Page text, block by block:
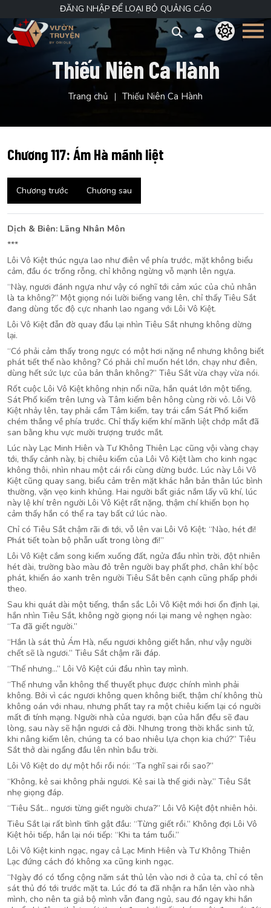
ĐĂNG NHẬP ĐỂ LOẠI BỎ QUẢNG CÁO
Thiếu Niên Ca Hành
Trang chủ Thiếu Niên Ca Hành
Chương 117: Ám Hà mãnh liệt
Chương trước Chương sau
Dịch & Biên: Lãng Nhân Môn
***
Lôi Vô Kiệt thúc ngựa lao như điên về phía trước, mặt không biểu
cảm, đầu óc trống rỗng, chỉ không ngừng vỗ mạnh lên ngựa.
“Này, ngươi đánh ngựa như vậy có nghĩ tới cảm xúc của chủ nhân
là ta không?” Một giọng nói lười biếng vang lên, chỉ thấy Tiêu Sắt
đang dùng tốc độ cực nhanh lao ngang với Lôi Vô Kiệt.
Lôi Vô Kiệt đẫn đờ quay đầu lại nhìn Tiêu Sắt nhưng không dừng
lại.
“Có phải cảm thấy trong ngực có một hơi nặng nề nhưng không biết
phát tiết thế nào không? Có phải chỉ muốn hét lớn, chạy như điên,
dùng hết sức lực của bản thân không?” Tiêu Sắt vừa chạy vừa nói.
Rốt cuộc Lôi Vô Kiệt không nhịn nổi nữa, hắn quát lớn một tiếng,
Sát Phố kiếm trên lưng và Tâm kiếm bên hông cùng rời vỏ. Lôi Vô
Kiệt nhảy lên, tay phải cầm Tâm kiếm, tay trái cầm Sát Phố kiếm
chém thẳng về phía trước. Chỉ thấy kiếm khí mãnh liệt chớp mắt đã
san bằng khu vực mười trượng trước mắt.
Lúc này Lạc Minh Hiên và Tư Không Thiên Lạc cũng vội vàng chạy
tới, thấy cảnh này, bị chiêu kiếm của Lôi Vô Kiệt làm cho kinh ngạc
không thôi, nhìn nhau một cái rồi cùng dừng bước. Lúc này Lôi Vô
Kiệt cũng quay sang, biểu cảm trên mặt khác hẳn bản thân lúc bình
thường, vặn vẹo kinh khủng. Hai người bất giác nắm lấy vũ khí, lúc
này lệ khí trên người Lôi Vô Kiệt rất nặng, thậm chí khiến bọn họ
cảm thấy hắn có thể ra tay bất cứ lúc nào.
Chỉ có Tiêu Sắt chậm rãi đi tới, vỗ lên vai Lôi Vô Kiệt: “Nào, hét đi!
Phát tiết toàn bộ phẫn uất trong lòng đi!”
Lôi Vô Kiệt cắm song kiếm xuống đất, ngửa đầu nhìn trời, đột nhiên
hét dài, trường bào màu đỏ trên người bay phất phơ, chân khí bộc
phát, khiến áo xanh trên người Tiêu Sắt bên cạnh cũng phấp phới
theo.
Sau khi quát dài một tiếng, thần sắc Lôi Vô Kiệt mới hơi ổn định lại,
hắn nhìn Tiêu Sắt, không ngờ giọng nói lại mang vẻ nghẹn ngào:
“Ta đã giết người.”
“Hắn là sát thủ Ám Hà, nếu ngươi không giết hắn, như vậy người
chết sẽ là ngươi.” Tiêu Sắt chậm rãi đáp.
“Thế nhưng…” Lôi Vô Kiệt cúi đầu nhìn tay mình.
“Thế nhưng vẫn không thể thuyết phục được chính mình phải
không. Bởi vì các ngươi không quen không biết, thậm chí không thù
không oán với nhau, nhưng phất tay ra một chiêu kiếm lại có người
mất đi tính mạng. Người nhà của ngươi, bạn của hắn đều sẽ đau
lòng, sau này sẽ hận ngươi cả đời. Nhưng trong thời khắc sinh tử,
khi nâng kiếm lên, chúng ta có bao nhiêu lựa chọn kia chứ?” Tiêu
Sắt thở dài ngẩng đầu lên nhìn bầu trời.
Lôi Vô Kiệt do dự một hồi rồi nói: “Ta nghĩ sai rồi sao?”
“Không, kẻ sai không phải ngươi. Kẻ sai là thế giới này.” Tiêu Sắt
nhẹ giọng đáp.
“Tiêu Sắt… ngươi từng giết người chưa?” Lôi Vô Kiệt đột nhiên hỏi.
Tiêu Sắt lại rất bình tĩnh gật đầu: “Từng giết rồi.” Không đợi Lôi Vô
Kiệt hỏi tiếp, hắn lại nói tiếp: “Khi ta tám tuổi.”
Lôi Vô Kiệt kinh ngạc, ngay cả Lạc Minh Hiên và Tư Không Thiên
Lạc đứng cách đó không xa cũng kinh ngạc.
“Ngày đó có tổng cộng năm sát thủ lẻn vào nơi ở của ta, chỉ có tên
sát thủ đó tới trước mặt ta. Lúc đó ta đã nhận ra hắn lẻn vào nhà
mình, cho nên ta giả bộ mình vẫn đang ngủ, sau đó ngay khi hắn